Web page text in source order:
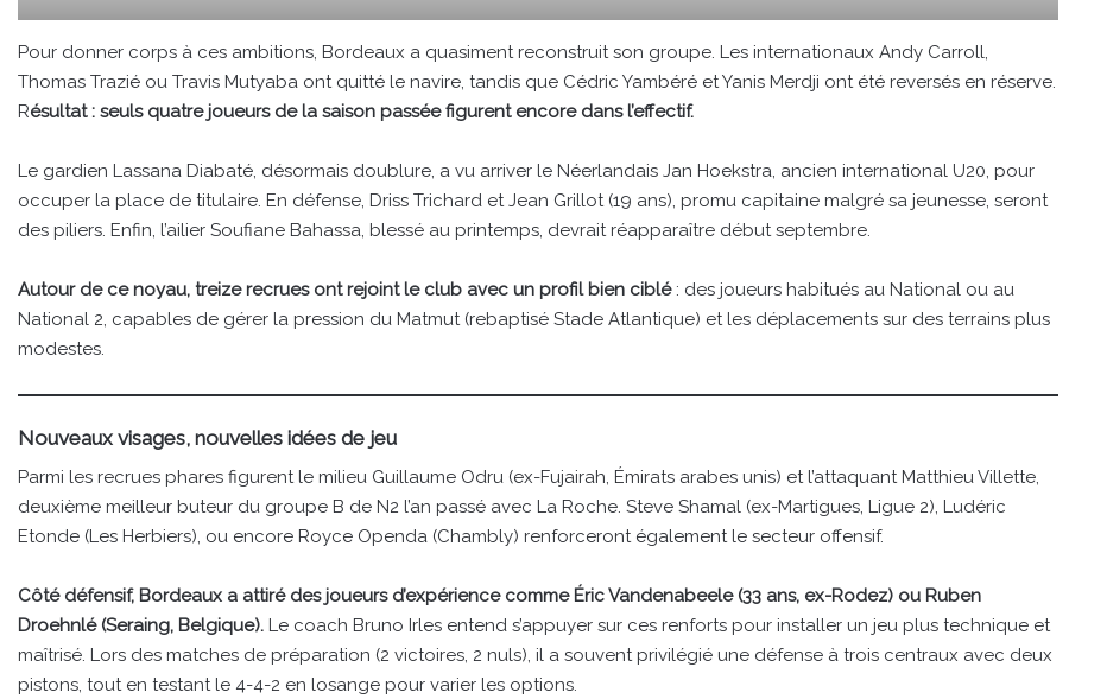
Pour donner corps à ces ambitions, Bordeaux a quasiment reconstruit son groupe. Les internationaux Andy Carroll,
Thomas Trazié ou Travis Mutyaba ont quitté le navire, tandis que Cédric Yambéré et Yanis Merdji ont été reversés en réserve.
Résultat : seuls quatre joueurs de la saison passée figurent encore dans l’effectif.
Le gardien Lassana Diabaté, désormais doublure, a vu arriver le Néerlandais Jan Hoekstra, ancien international U20, pour
occuper la place de titulaire. En défense, Driss Trichard et Jean Grillot (19 ans), promu capitaine malgré sa jeunesse, seront
des piliers. Enfin, l’ailier Soufiane Bahassa, blessé au printemps, devrait réapparaître début septembre.
Autour de ce noyau, treize recrues ont rejoint le club avec un profil bien ciblé: des joueurs habitués au National ou au
National 2, capables de gérer la pression du Matmut (rebaptisé Stade Atlantique) et les déplacements sur des terrains plus
modestes.
Nouveaux visages, nouvelles idées de jeu
Parmi les recrues phares figurent le milieu Guillaume Odru (ex-Fujairah, Émirats arabes unis) et l’attaquant Matthieu Villette,
deuxième meilleur buteur du groupe B de N2 l’an passé avec La Roche. Steve Shamal (ex-Martigues, Ligue 2), Ludéric
Etonde (Les Herbiers), ou encore Royce Openda (Chambly) renforceront également le secteur offensif.
Côté défensif, Bordeaux a attiré des joueurs d’expérience comme Éric Vandenabeele (33 ans, ex-Rodez) ou Ruben
Droehnlé (Seraing, Belgique). Le coach Bruno Irles entend s’appuyer sur ces renforts pour installer un jeu plus technique et
maîtrisé. Lors des matches de préparation (2 victoires, 2 nuls), il a souvent privilégié une défense à trois centraux avec deux
pistons, tout en testant le 4-4-2 en losange pour varier les options.